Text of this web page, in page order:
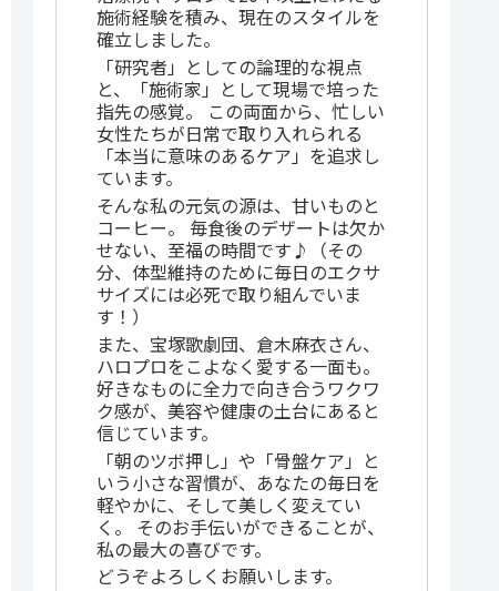
施術経験を積み、現在のスタイルを
確立しました。
「研究者」としての論理的な視点
と、「施術家」として現場で培った
指先の感覚。 この両面から、忙しい
女性たちが日常で取り入れられる
「本当に意味のあるケア」を追求し
ています。
そんな私の元気の源は、甘いものと
コーヒー。 毎食後のデザートは欠か
せない、至福の時間です♪（その
分、体型維持のために毎日のエクサ
サイズには必死で取り組んでいま
す！）
また、宝塚歌劇団、倉木麻衣さん、
ハロプロをこよなく愛する一面も。
好きなものに全力で向き合うワクワ
ク感が、美容や健康の土台にあると
信じています。
「朝のツボ押し」や「骨盤ケア」と
いう小さな習慣が、あなたの毎日を
軽やかに、そして美しく変えてい
く。 そのお手伝いができることが、
私の最大の喜びです。
どうぞよろしくお願いします。